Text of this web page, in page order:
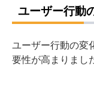
ユーザー行動
ユーザー行動の変
要性が高まりまし